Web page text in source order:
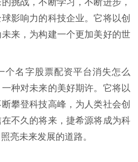
影响力的科技企业。它将以创
来，为构建一个更加美好的世
个名字股票配资平台消失怎么
种对未来的美好期许。它将以
攀登科技高峰，为人类社会创
不久的将来，捷希源将成为科
亮未来发展的道路。